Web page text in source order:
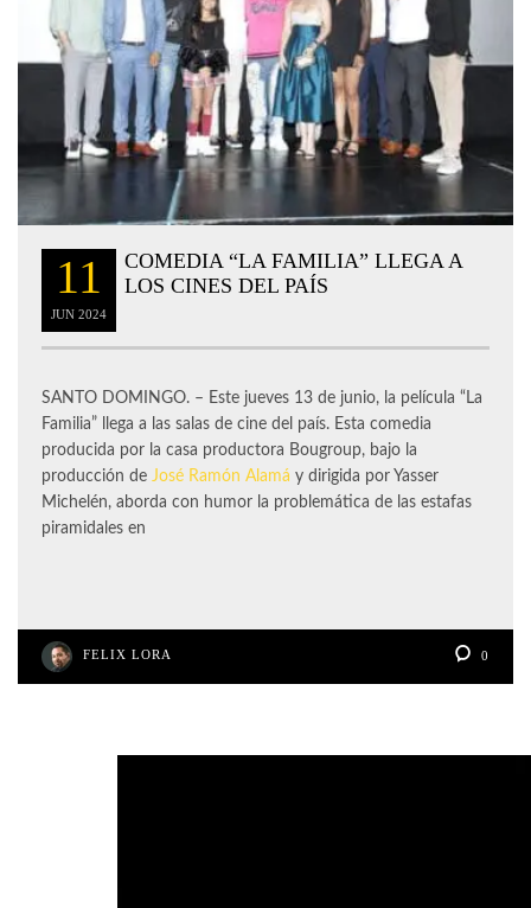
11
JUN 2024
COMEDIA “LA FAMILIA” LLEGA A
LOS CINES DEL PAÍS
SANTO DOMINGO. – Este jueves 13 de junio, la película “La
Familia” llega a las salas de cine del país. Esta comedia
producida por la casa productora Bougroup, bajo la
producción de José Ramón Alamá y dirigida por Yasser
Michelén, aborda con humor la problemática de las estafas
piramidales en
FELIX LORA 0